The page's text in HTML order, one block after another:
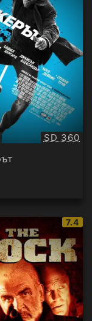
SD 360
IMDb
7.4